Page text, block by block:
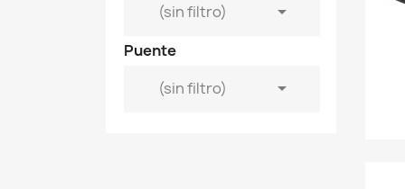
(sin filtro)

Puente
(sin filtro)
